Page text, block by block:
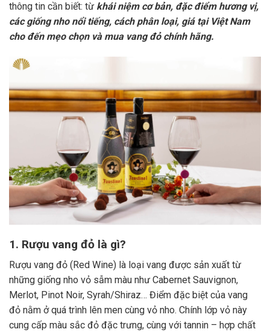
thông tin cần biết: từ khái niệm cơ bản, đặc điểm hương vị,
các giống nho nổi tiếng, cách phân loại, giá tại Việt Nam
cho đến mẹo chọn và mua vang đỏ chính hãng.
1. Rượu vang đỏ là gì?
Rượu vang đỏ (Red Wine) là loại vang được sản xuất từ
những giống nho vỏ sẫm màu như Cabernet Sauvignon,
Merlot, Pinot Noir, Syrah/Shiraz… Điểm đặc biệt của vang
đỏ nằm ở quá trình lên men cùng vỏ nho. Chính lớp vỏ này
cung cấp màu sắc đỏ đặc trưng, cùng với tannin – hợp chất